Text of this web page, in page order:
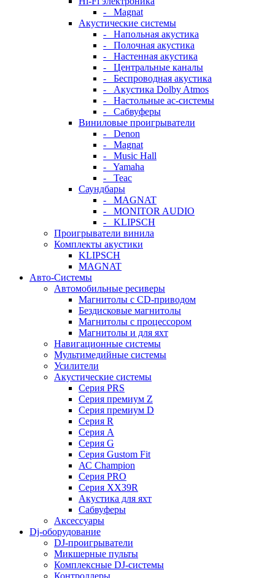
- Magnat
Акустические системы
- Напольная акустика
- Полочная акустика
- Настенная акустика
- Центральные каналы
- Беспроводная акустика
- Акустика Dolby Atmos
- Настольные ас-системы
- Сабвуферы
Виниловые проигрыватели
- Denon
- Magnat
- Music Hall
- Yamaha
- Teac
Саундбары
- MAGNAT
- MONITOR AUDIO
- KLIPSCH
Проигрыватели винила
Комплекты акустики
KLIPSCH
MAGNAT
Авто-Системы
Автомобильные ресиверы
Магнитолы с CD-приводом
Бездисковые магнитолы
Магнитолы с процессором
Магнитолы и для яхт
Навигационные системы
Мультимедийные системы
Усилители
Акустические системы
Cерия PRS
Cерия премиум Z
Cерия премиум D
Cерия R
Cерия A
Cерия G
Cерия Gustom Fit
АС Champion
Cерия PRO
Cерия XX39R
Акустика для яхт
Сабвуферы
Аксессуары
Dj-оборудование
DJ-проигрыватели
Микшерные пульты
Комплексные DJ-системы
Контроллеры